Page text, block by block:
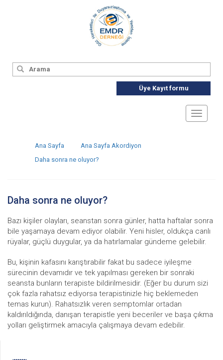
Üye Kayıt formu
Toggle
Ana Sayfa
Ana Sayfa Akordiyon
Daha sonra ne oluyor?
Daha sonra ne oluyor?
Bazı kişiler olayları, seanstan sonra günler, hatta haftalar sonra
bile yaşamaya devam ediyor olabilir. Yeni hisler, oldukça canlı
rüyalar, güçlü duygular, ya da hatırlamalar gündeme gelebilir.
Bu, kişinin kafasını karıştırabilir fakat bu sadece iyileşme
sürecinin devamıdır ve tek yapılması gereken bir sonraki
seansta bunların terapiste bildirilmesidir. (Eğer bu durum sizi
çok fazla rahatsız ediyorsa terapistinizle hiç beklemeden
temas kurun). Rahatsızlık veren semptomlar ortadan
kaldırıldığında, danışan terapistle yeni beceriler ve başa çıkma
yolları geliştirmek amacıyla çalışmaya devam edebilir.